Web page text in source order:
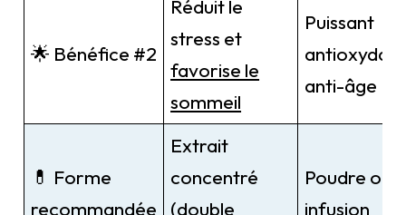
🌟 Bénéfice #2
Réduit le
stress et
favorise le
sommeil
Puissant
antioxydant
anti-âge
💊 Forme
recommandée
Extrait
concentré
(double
Poudre ou
infusion